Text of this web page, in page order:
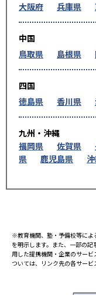
大阪府
兵庫県
中国
鳥取県
島根県
四国
徳島県
香川県
九州・沖縄
福岡県
佐賀県
県
鹿児島県
※教育機関、塾・予備校等に
を明示します。また、一部の
用した提携機関・企業のサー
ついては、リンク先の各サービ